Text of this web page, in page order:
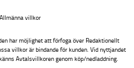
Allmänna villkor
har möjlighet att förfoga över Redaktionellt
villkor är bindande för kunden. Vid nyttjandet
Avtalsvillkoren genom köp/nedladdning.